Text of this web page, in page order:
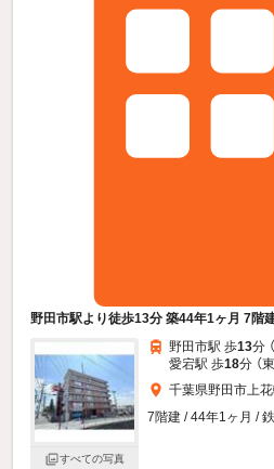
野田市駅より徒歩13分 築44年1ヶ月 7階
すべての写真
野田市駅 歩13分
愛宕駅 歩18分 （
千葉県野田市上
7階建 / 44年1ヶ月 /